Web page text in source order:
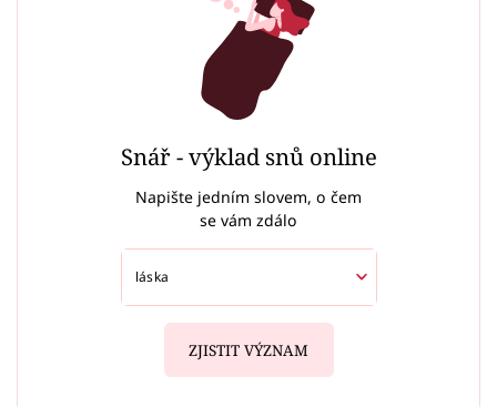
Snář - výklad snů online
Napište jedním slovem, o čem
se vám zdálo
ZJISTIT VÝZNAM